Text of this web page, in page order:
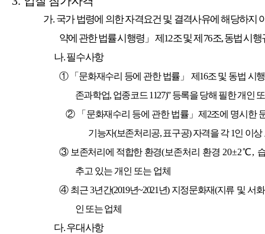
가. 국가 법령에 의한 자격요건 및 결격사유에 해당하지
약에 관한 법률 시행령 」 제12조 및 제 76조,동법 시행
나.필수사항
① 「 문화재수리 등에 관한 법률」 제 16조 및 동법 시
존과학업, 업종코드 1127)”등록을 당해 필한 개인
②
「 문화재수리 등에 관한 법률」 제 2조에 명시한
기능자(보존처리공, 표구공)자격을 각1인 이상
③ 보존처리에 적합한 환경(보존처리 환경 20±2℃,
추고 있는 개인 또는 업체
④ 최근3년간(2019년~2021 년) 지정문화재(지류 및 서
인 또는 업체
다.우대사항